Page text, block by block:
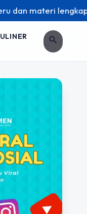
materi lengkap
search